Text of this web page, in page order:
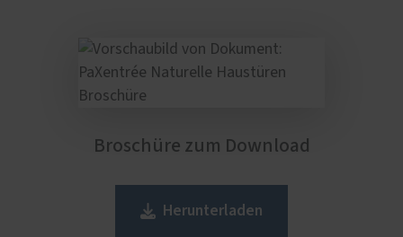
Broschüre zum Download
Herunterladen